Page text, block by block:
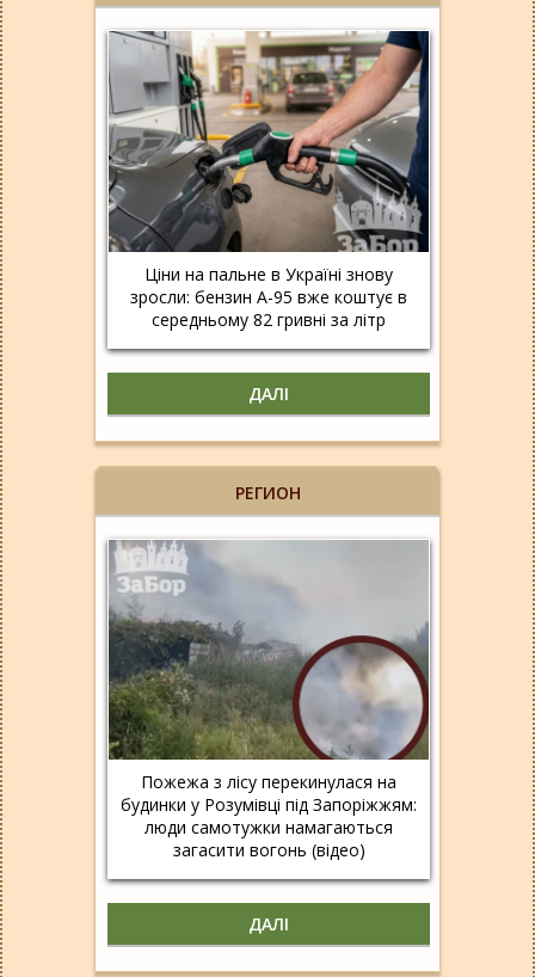
Ціни на пальне в Україні знову
зросли: бензин А-95 вже коштує в
середньому 82 гривні за літр
ДАЛІ
РЕГИОН
Пожежа з лісу перекинулася на
будинки у Розумівці під Запоріжжям:
люди самотужки намагаються
загасити вогонь (відео)
ДАЛІ